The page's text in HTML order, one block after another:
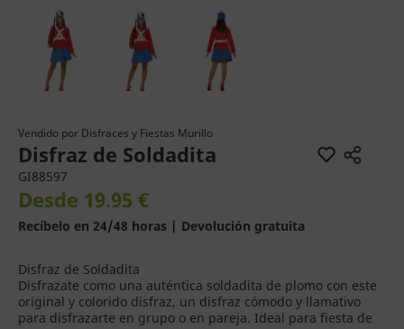
Vendido por Disfraces y Fiestas Murillo
Disfraz de Soldadita
GI88597
Desde 19.95 €
Recíbelo en 24/48 horas | Devolución gratuita
Disfraz de Soldadita
Disfrazate como una auténtica soldadita de plomo con este
original y colorido disfraz, un disfraz cómodo y llamativo
para disfrazarte en grupo o en pareja. Ideal para fiesta de